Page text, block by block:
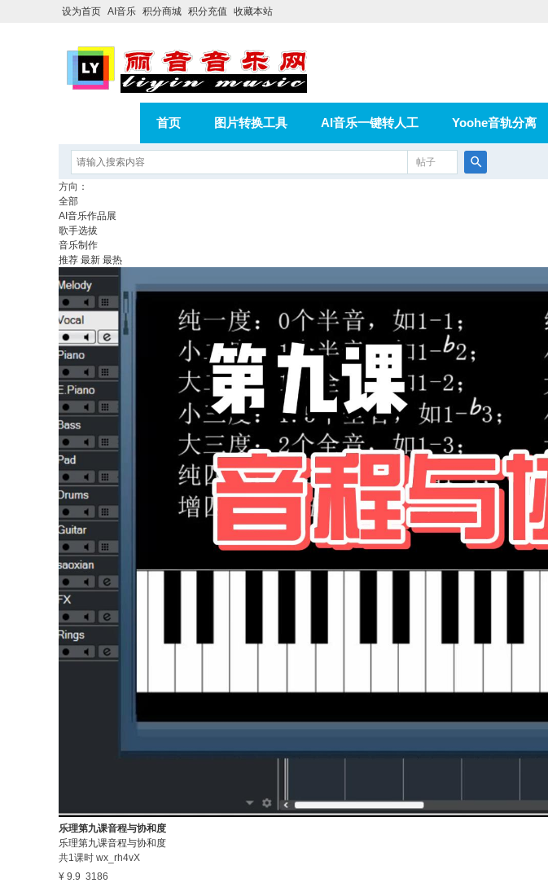
设为首页 AI音乐 积分商城 积分充值 收藏本站
首页 图片转换工具 AI音乐一键转人工 Yoohe音轨分离
在线论坛
帖子
方向：
全部
AI音乐作品展
歌手选拔
音乐制作
推荐 最新 最热
乐理第九课音程与协和度
乐理第九课音程与协和度
共1课时 wx_rh4vX
¥ 9.9 3186